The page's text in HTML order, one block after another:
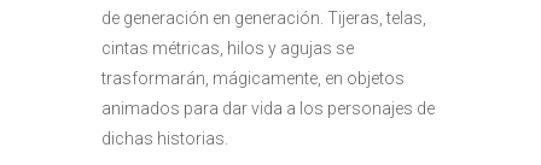
de generación en generación. Tijeras, telas,
cintas métricas, hilos y agujas se
trasformarán, mágicamente, en objetos
animados para dar vida a los personajes de
dichas historias.